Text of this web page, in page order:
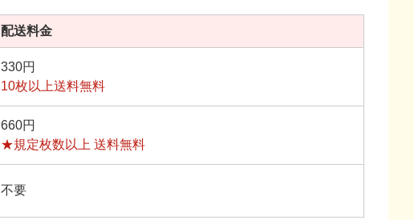
配送料金
330円
10枚以上送料無料
660円
★規定枚数以上 送料無料
不要